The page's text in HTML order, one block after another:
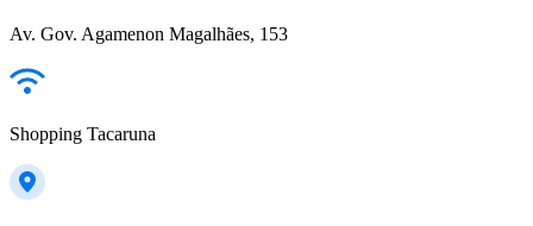
Av. Gov. Agamenon Magalhães, 153
Shopping Tacaruna